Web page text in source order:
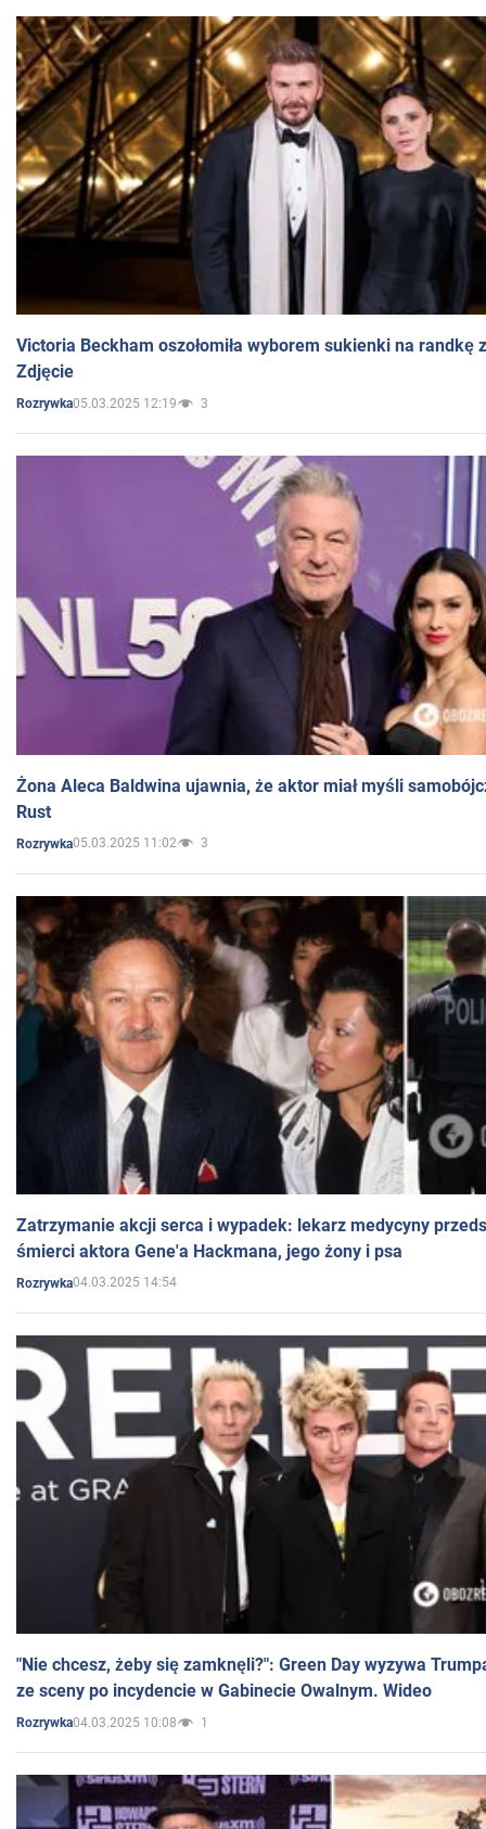
Victoria Beckham oszołomiła wyborem sukienki na randkę
Zdjęcie
Rozrywka05.03.2025 12:19 3
Żona Aleca Baldwina ujawnia, że aktor miał myśli
Rust
Rozrywka05.03.2025 11:02 3
Zatrzymanie akcji serca i wypadek: lekarz medycyny
śmierci aktora Gene'a Hackmana, jego żony i psa
Rozrywka04.03.2025 14:54
"Nie chcesz, żeby się zamknęli?": Green Day wyzywa
ze sceny po incydencie w Gabinecie Owalnym. Wideo
Rozrywka04.03.2025 10:08 1